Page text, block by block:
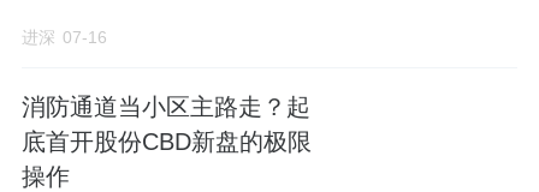
后。
北侧被自家前几期产品楼栋和深铁睿著广场挡
进深 07-16
消防通道当小区主路走？起
底首开股份CBD新盘的极限
操作